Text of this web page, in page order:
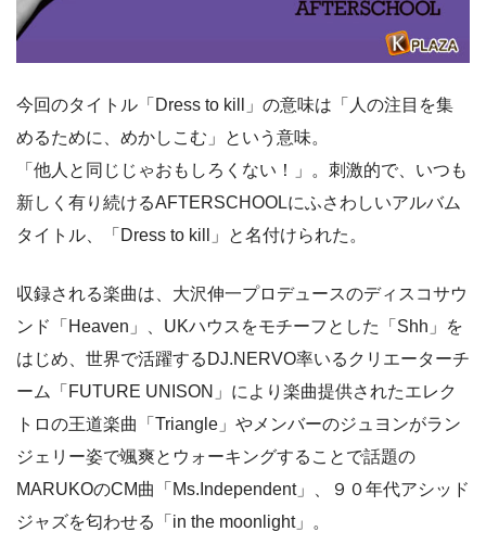
今回のタイトル「Dress to kill」の意味は「人の注目を集
めるために、めかしこむ」という意味。
「他人と同じじゃおもしろくない！」。刺激的で、いつも
新しく有り続けるAFTERSCHOOLにふさわしいアルバム
タイトル、「Dress to kill」と名付けられた。
収録される楽曲は、大沢伸一プロデュースのディスコサウ
ンド「Heaven」、UKハウスをモチーフとした「Shh」を
はじめ、世界で活躍するDJ.NERVO率いるクリエーターチ
ーム「FUTURE UNISON」により楽曲提供されたエレク
トロの王道楽曲「Triangle」やメンバーのジュヨンがラン
ジェリー姿で颯爽とウォーキングすることで話題の
MARUKOのCM曲「Ms.Independent」、９０年代アシッド
ジャズを匂わせる「in the moonlight」。